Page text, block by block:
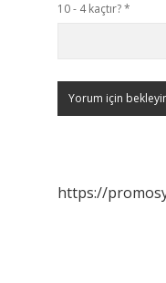
10 - 4 kaçtır?*
https://